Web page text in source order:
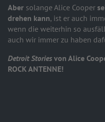
Aber solange Alice Cooper
drehen kann, ist er auch
wenn die weiterhin so
auch wir immer zu haben
Detroit Stories von Alice
ROCK ANTENNE!